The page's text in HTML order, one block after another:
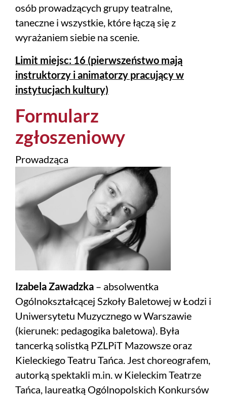
osób prowadzących grupy teatralne,
taneczne i wszystkie, które łączą się z
wyrażaniem siebie na scenie.
Limit miejsc: 16 (pierwszeństwo mają
instruktorzy i animatorzy pracujący w
instytucjach kultury)
Formularz
zgłoszeniowy
Prowadząca
Izabela Zawadzka – absolwentka
Ogólnokształcącej Szkoły Baletowej w Łodzi i
Uniwersytetu Muzycznego w Warszawie
(kierunek: pedagogika baletowa). Była
tancerką solistką PZLPiT Mazowsze oraz
Kieleckiego Teatru Tańca. Jest choreografem,
autorką spektakli m.in. w Kieleckim Teatrze
Tańca, laureatką Ogólnopolskich Konkursów